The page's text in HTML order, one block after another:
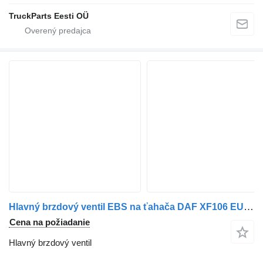
TruckParts Eesti OÜ
Hlavný brzdový ventil EBS na ťahača DAF XF106 EURO 6
Cena na požiadanie
Hlavný brzdový ventil